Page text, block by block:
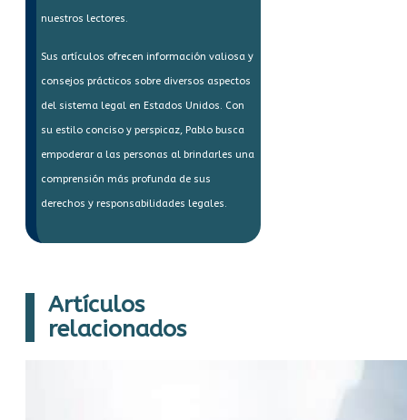
nuestros lectores.
Sus artículos ofrecen información valiosa y
consejos prácticos sobre diversos aspectos
del sistema legal en Estados Unidos. Con
su estilo conciso y perspicaz, Pablo busca
empoderar a las personas al brindarles una
comprensión más profunda de sus
derechos y responsabilidades legales.
Artículos
relacionados